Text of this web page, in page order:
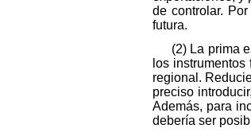
de controlar.
futura.
(2) La prima
los
regional.
preciso
Además, para
debería ser